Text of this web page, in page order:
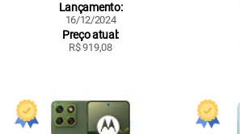
Lançamento:
16/12/2024
Preço atual:
R$ 919,08